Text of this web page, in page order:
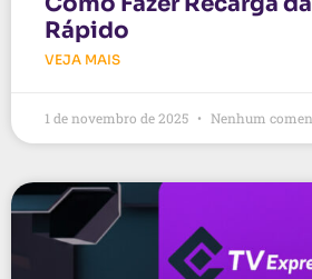
Rápido
VEJA MAIS
1 de novembro de 2025 Nenhum